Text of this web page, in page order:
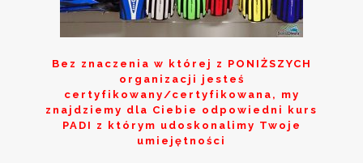
Bez znaczenia w której z PONIŻSZYCH
organizacji jesteś
certyfikowany/certyfikowana, my
znajdziemy dla Ciebie odpowiedni kurs
PADI z którym udoskonalimy Twoje
umiejętności